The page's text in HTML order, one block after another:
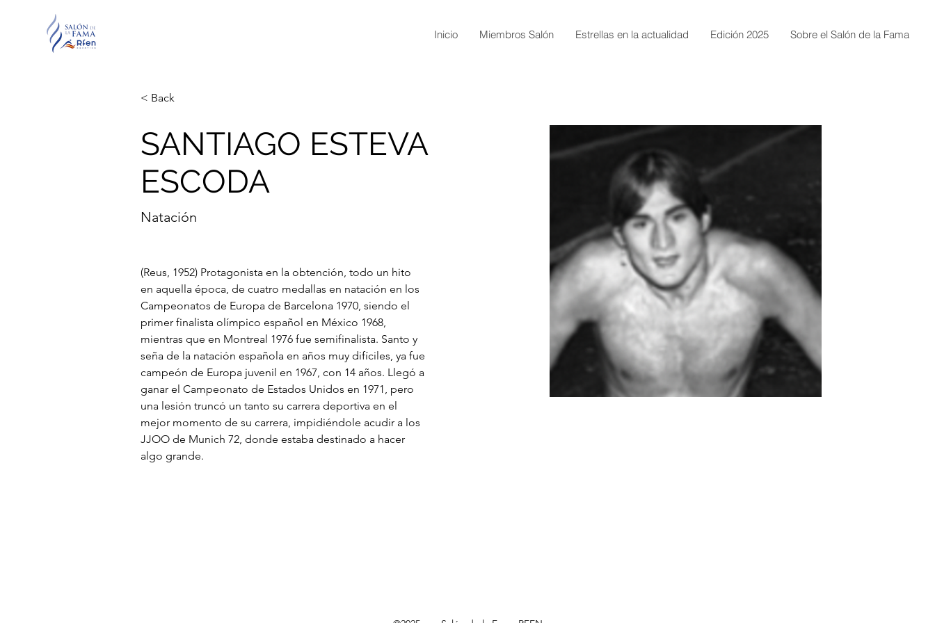
Inicio Miembros Salón Estrellas en la actualidad Edición 2025 Sobre el Salón de la Fama
< Back
SANTIAGO ESTEVA
ESCODA
Natación
(Reus, 1952) Protagonista en la obtención, todo un hito
en aquella época, de cuatro medallas en natación en los
Campeonatos de Europa de Barcelona 1970, siendo el
primer finalista olímpico español en México 1968,
mientras que en Montreal 1976 fue semifinalista. Santo y
seña de la natación española en años muy difíciles, ya fue
campeón de Europa juvenil en 1967, con 14 años. Llegó a
ganar el Campeonato de Estados Unidos en 1971, pero
una lesión truncó un tanto su carrera deportiva en el
mejor momento de su carrera, impidiéndole acudir a los
JJOO de Munich 72, donde estaba destinado a hacer
algo grande.